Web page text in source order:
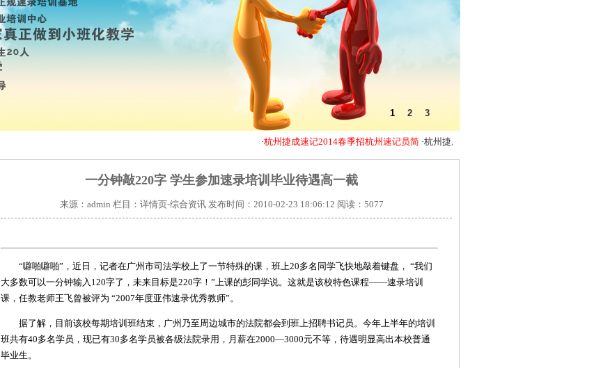
1 2 3
杭州捷成速记2014春季招杭州速记员简·杭州捷成速记欢迎新学员杨微、张玲玲
一分钟敲220字 学生参加速录培训毕业待遇高一截
来源：admin 栏目：详情页-综合资讯 发布时间：2010-02-23 18:06:12 阅读：5077
“噼啪噼啪”，近日，记者在广州市司法学校上了一节特殊的课，班上20多名同学飞快地敲着键盘， “我们
大多数可以一分钟输入120字了，未来目标是220字！”上课的彭同学说。这就是该校特色课程——速录培训
课，任教老师王飞曾被评为 “2007年度亚伟速录优秀教师”。
据了解，目前该校每期培训班结束，广州乃至周边城市的法院都会到班上招聘书记员。今年上半年的培训
班共有40多名学员，现已有30多名学员被各级法院录用，月薪在2000—3000元不等，待遇明显高出本校普通
毕业生。